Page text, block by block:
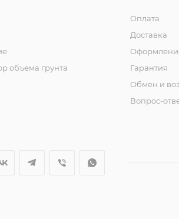
объема грунта
Оплата
Доставка
Гарантия
Обмен и
Вопрос-